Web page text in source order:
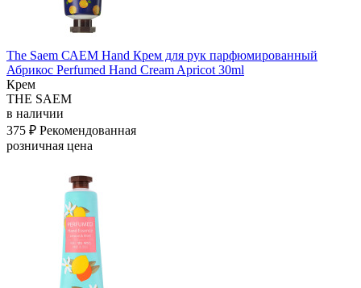
The Saem САЕМ Hand Крем для рук парфюмированный
Абрикос Perfumed Hand Cream Apricot 30ml
Крем
THE SAEM
в наличии
375 ₽ Рекомендованная
розничная цена